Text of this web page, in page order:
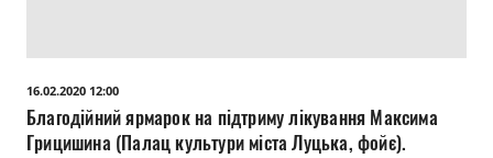
16.02.2020 12:00
Благодійний ярмарок на підтриму лікування Максима
Грицишина (Палац культури міста Луцька, фойє).